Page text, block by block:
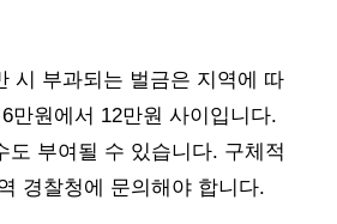
시 부과되는 벌금은 지역에 따
만원에서 12만원 사이입니다.
도 부여될 수 있습니다. 구체적
경찰청에 문의해야 합니다.